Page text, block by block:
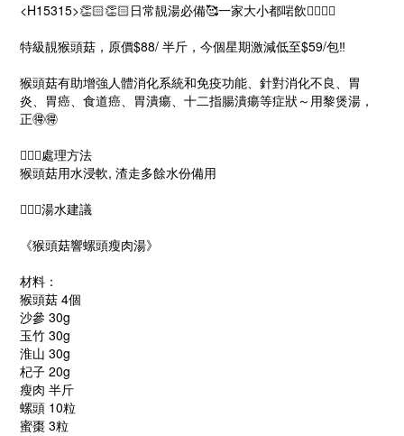
<H15315>👏🏻👏🏻日常靚湯必備🥰一家大小都啱飲👍🏻👍🏻
特級靚猴頭菇，原價$88/ 半斤，今個星期激減低至$59/包‼️
猴頭菇有助增強人體消化系統和免疫功能、針對消化不良、胃
炎、胃癌、食道癌、胃潰瘍、十二指腸潰瘍等症狀～用黎煲湯，
正🉐🉐
💁🏻‍♀️處理方法
猴頭菇用水浸軟, 渣走多餘水份備用
💁🏻‍♀️湯水建議
《猴頭菇響螺頭瘦肉湯》
材料：
猴頭菇 4個
沙參 30g
玉竹 30g
淮山 30g
杞子 20g
瘦肉 半斤
螺頭 10粒
蜜棗 3粒